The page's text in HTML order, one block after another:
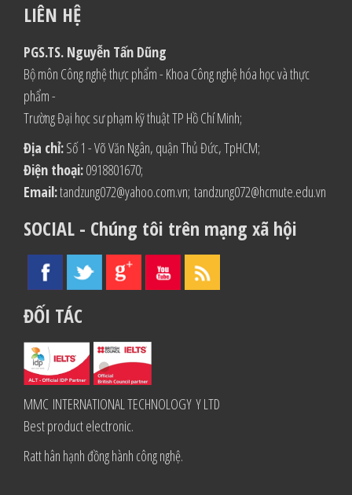
LIÊN HỆ
PGS.TS. Nguyễn Tấn Dũng
Bộ môn Công nghệ thực phẩm - Khoa Công nghệ hóa học và thực
phẩm -
Trường Đại học sư phạm kỹ thuật TP Hồ Chí Minh;
Địa chỉ:Số 1 - Võ Văn Ngân, quận Thủ Đức, TpHCM;
Điện thoại:0918801670;
Email:tandzung072@yahoo.com.vn; tandzung072@hcmute.edu.vn
SOCIAL - Chúng tôi trên mạng xã hội
ĐỐI TÁC
MMC INTERNATIONAL TECHNOLOGY Y LTD
Best product electronic.
Ratt hân hạnh đồng hành công nghệ.